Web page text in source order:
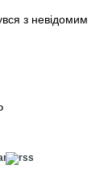
з невідомим